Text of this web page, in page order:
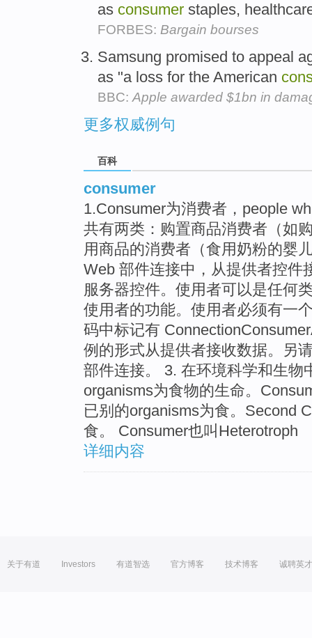
as consumer staples,
FORBES: Bargain bourses
Samsung promised to appeal
as "a loss for the American
BBC: Apple awarded $1bn in
更多权威例句
百科
consumer
1.Consumer为消费者，people
共有两类：购置商品消费者（如
用商品的消费者（食用奶粉的婴
Web 部件连接中，从提供者控件
服务器控件。使用者可以是任何
使用者的功能。使用者必须有一
码中标记有
例的形式从提供者接收数据。另
部件连接。 3. 在环境科学和生物
organisms为食物的生命。
已别的organisms为食。Second
食。 Consumer也叫Heterotroph
详细内容
关于有道 Investors 有道智选 官方博客 技术博客 诚聘英才